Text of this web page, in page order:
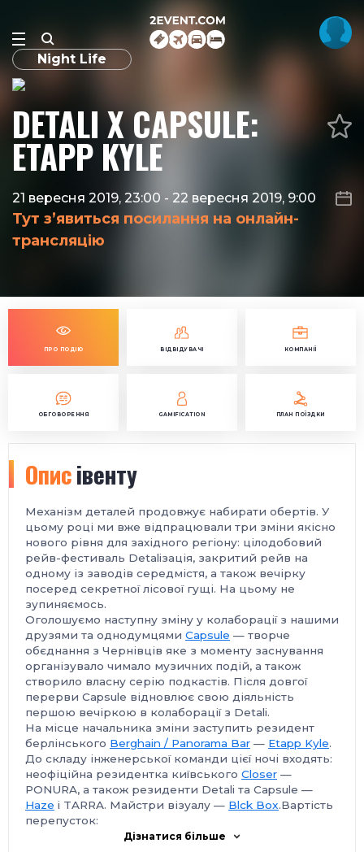
Night Life
DETALI X CAPSULE:
ETAPP KYLE
21 вересня 2019, 23:00 - 22 вересня 2019, 9:00
Тут з’явиться посилання на онлайн-
трансляцію
ПРО ПОДІЮ ВІДВІДУВАЧІ КОМПАНІЇ
ОБГОВОРЕННЯ GAMIFICATION ПЛАН ПОЇЗДКИ
Описівенту
Механізм деталей продовжує набирати обертів. У
цьому році ми вже відпрацювали три зміни якісно
нового рівня для західного регіону: цілодобовий
рейв-фестиваль Detaliзація, закритий рейв на
одному із заводів середмістя, а також вечірку
посеред секретної лісової гущі. На цьому не
зупиняємось.
Оголошуємо наступну зміну у колаборації з нашими
друзями та однодумцями Capsule — творче
обєднання з Чернівців яке з моменту заснування
організувало чимало музичних подій, а також
створило власну серію подкастів. Після довгої
перерви Capsule відновлює свою діяльність
першою вечіркою в колаборації з Detali.
На місце начальника зміни заступить резидент
берлінського Berghain / Panorama Bar — Etapp Kyle.
До складу інженерської команди цієї ночі входять:
неофіційна резидентка київського Closer —
PONURA, а також резиденти Detali та Capsule —
Haze i TARRA. Майстри візуалу — Blck Box.Вартість
перепусток:
ранні пташки - РОЗПРОДАНО
Дізнатися більше